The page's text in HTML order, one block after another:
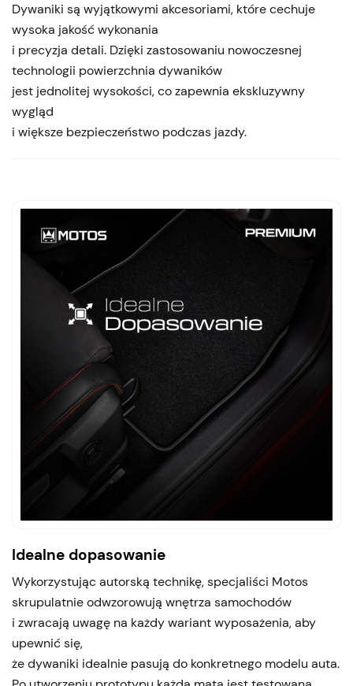
Dywaniki są wyjątkowymi akcesoriami, które cechuje
wysoka jakość wykonania
i precyzja detali. Dzięki zastosowaniu nowoczesnej
technologii powierzchnia dywaników
jest jednolitej wysokości, co zapewnia ekskluzywny
wygląd
i większe bezpieczeństwo podczas jazdy.
Idealne dopasowanie
Wykorzystując autorską technikę, specjaliści Motos
skrupulatnie odwzorowują wnętrza samochodów
i zwracają uwagę na każdy wariant wyposażenia, aby
upewnić się,
że dywaniki idealnie pasują do konkretnego modelu auta.